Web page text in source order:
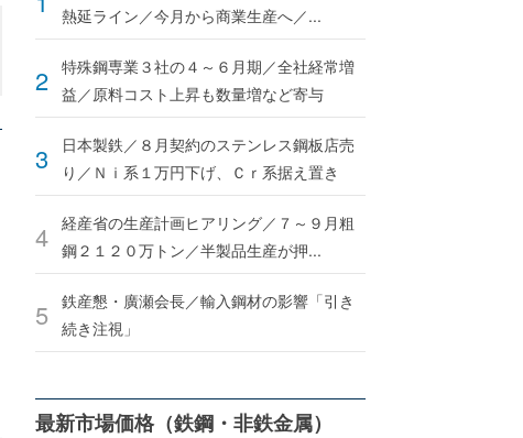
熱延ライン／今月から商業生産へ／...
特殊鋼専業３社の４～６月期／全社経常増
益／原料コスト上昇も数量増など寄与
日本製鉄／８月契約のステンレス鋼板店売
り／Ｎｉ系１万円下げ、Ｃｒ系据え置き
経産省の生産計画ヒアリング／７～９月粗
鋼２１２０万トン／半製品生産が押...
鉄産懇・廣瀬会長／輸入鋼材の影響「引き
続き注視」
最新市場価格（鉄鋼・非鉄金属）